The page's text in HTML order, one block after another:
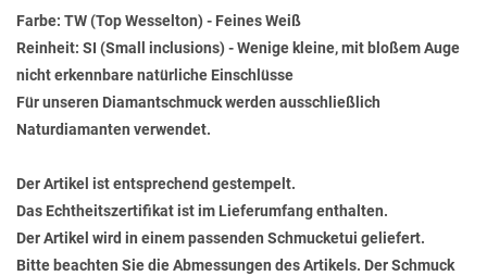
Farbe: TW (Top Wesselton) - Feines Weiß
Reinheit: SI (Small inclusions) - Wenige kleine, mit bloßem Auge
nicht erkennbare natürliche Einschlüsse
Für unseren Diamantschmuck werden ausschließlich
Naturdiamanten verwendet.
Der Artikel ist entsprechend gestempelt.
Das Echtheitszertifikat ist im Lieferumfang enthalten.
Der Artikel wird in einem passenden Schmucketui geliefert.
Bitte beachten Sie die Abmessungen des Artikels. Der Schmuck